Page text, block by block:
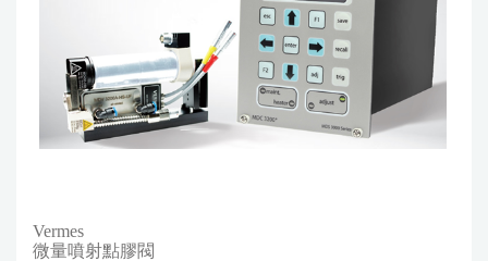
Vermes
微量噴射點膠閥